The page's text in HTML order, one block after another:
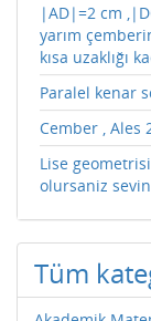
|AD|=2 cm
yarım
kısa uzaklığı
Paralel kenar
Cember , Ales
Lise
olursaniz
Tüm